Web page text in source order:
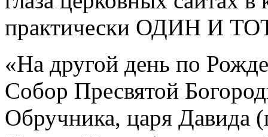
практически ОДИН И
«На другой день по
Собор Пресвятой
Обручника, царя Давида